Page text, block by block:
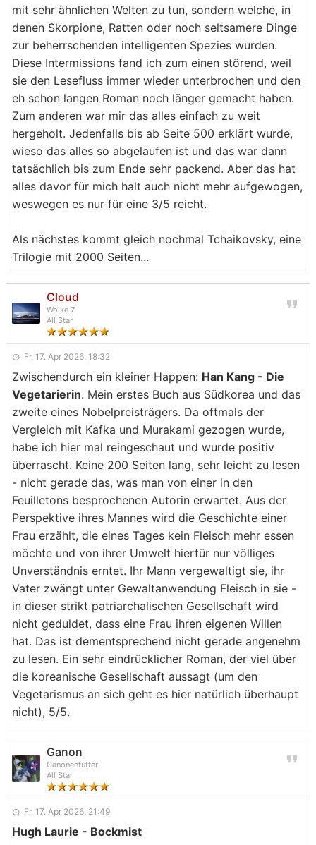
mit sehr ähnlichen Welten zu tun, sondern welche, in
denen Skorpione, Ratten oder noch seltsamere Dinge
zur beherrschenden intelligenten Spezies wurden.
Diese Intermissions fand ich zum einen störend, weil
sie den Lesefluss immer wieder unterbrochen und den
eh schon langen Roman noch länger gemacht haben.
Zum anderen war mir das alles einfach zu weit
hergeholt. Jedenfalls bis ab Seite 500 erklärt wurde,
wieso das alles so abgelaufen ist und das war dann
tatsächlich bis zum Ende sehr packend. Aber das hat
alles davor für mich halt auch nicht mehr aufgewogen,
weswegen es nur für eine 3/5 reicht.
Als nächstes kommt gleich nochmal Tchaikovsky, eine
Trilogie mit 2000 Seiten...
Cloud
Wolke 7
All Star
Fr, 17. Apr 2026, 18:32
Zwischendurch ein kleiner Happen: Han Kang - Die
Vegetarierin. Mein erstes Buch aus Südkorea und das
zweite eines Nobelpreisträgers. Da oftmals der
Vergleich mit Kafka und Murakami gezogen wurde,
habe ich hier mal reingeschaut und wurde positiv
überrascht. Keine 200 Seiten lang, sehr leicht zu lesen
- nicht gerade das, was man von einer in den
Feuilletons besprochenen Autorin erwartet. Aus der
Perspektive ihres Mannes wird die Geschichte einer
Frau erzählt, die eines Tages kein Fleisch mehr essen
möchte und von ihrer Umwelt hierfür nur völliges
Unverständnis erntet. Ihr Mann vergewaltigt sie, ihr
Vater zwängt unter Gewaltanwendung Fleisch in sie -
in dieser strikt patriarchalischen Gesellschaft wird
nicht geduldet, dass eine Frau ihren eigenen Willen
hat. Das ist dementsprechend nicht gerade angenehm
zu lesen. Ein sehr eindrücklicher Roman, der viel über
die koreanische Gesellschaft aussagt (um den
Vegetarismus an sich geht es hier natürlich überhaupt
nicht), 5/5.
Ganon
Ganonenfutter
All Star
Fr, 17. Apr 2026, 21:49
Hugh Laurie - Bockmist